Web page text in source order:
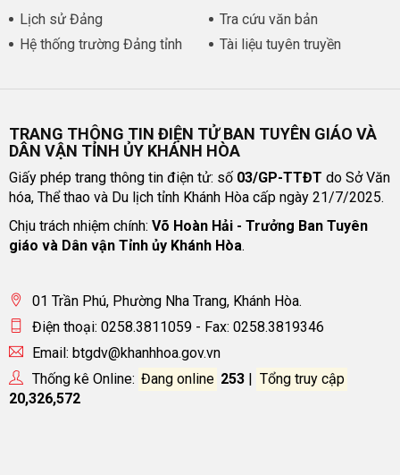
Lịch sử Đảng
Hệ thống trường Đảng tỉnh
Tra cứu văn bản
Tài liệu tuyên truyền
TRANG THÔNG TIN ĐIỆN TỬ BAN TUYÊN GIÁO VÀ
DÂN VẬN TỈNH ỦY KHÁNH HÒA
Giấy phép trang thông tin điện tử: số 03/GP-TTĐT do Sở Văn
hóa, Thể thao và Du lịch tỉnh Khánh Hòa cấp ngày 21/7/2025.
Chịu trách nhiệm chính: Võ Hoàn Hải - Trưởng Ban Tuyên
giáo và Dân vận Tỉnh ủy Khánh Hòa.
01 Trần Phú, Phường Nha Trang, Khánh Hòa.
Điện thoại: 0258.3811059 - Fax: 0258.3819346
Email: btgdv@khanhhoa.gov.vn
Thống kê Online: Đang online 253
Tổng truy cập
20,326,572